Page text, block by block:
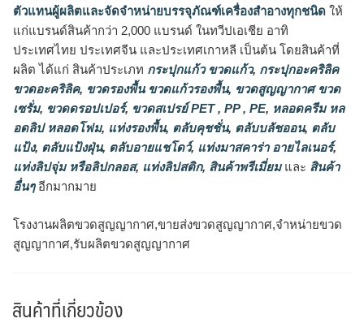
ตัวแทนผู้ผลิตและจัดจำหน่ายบรรจุภัณฑ์เครื่องสำอางทุกชนิด ให้
แก่แบรนด์สินค้ากว่า 2,000 แบรนด์ ในทวีปเอเชีย อาทิ
ประเทศไทย ประเทศจีน และประเทศเกาหลี เป็นต้น โดยสินค้าที่
ผลิต ได้แก่ สินค้าประเภท กระปุกแก้ว ขวดแก้ว, กระปุกอะคริลิค
ขวดอะคริลิค, ขวดรองพื้น ขวดแก้วรองพื้น, ขวดสูญญากาศ ขวด
เซรั่ม, ขวดดรอปเปอร์, ขวดสเปรย์ PET , PP , PE, หลอดครีม หล
อดลิป หลอดโฟม, แท่งรองพื้น, ตลับคุชชั่น, ตลับบลัชออน, ตลับ
แป้ง, ตลับแป้งฝุ่น, ตลับอายแชโดว์, แท่งมาสคาร่า อายไลเนอร์,
แท่งลิปจุ่ม หรือลิปกลอส, แท่งลิปสติก, สินค้าพรีเมี่ยมและ สินค้า
อื่นๆอีกมากมาย
โรงงานผลิตขวดสูญญากาศ,ขายส่งขวดสูญญากาศ,จำหน่ายขวด
สูญญากาศ,รับผลิตขวดสูญญากาศ
สินค้าที่เกี่ยวข้อง